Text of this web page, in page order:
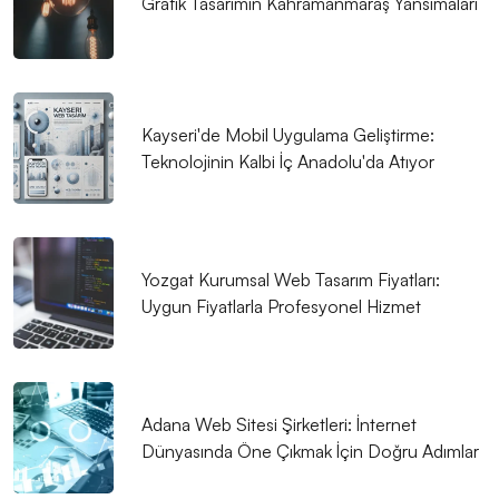
Blogger Web Sitesi Tasarımı: Profesyonel ve Etkili Bir
Mühendis Web Sitesi Tasarımı: Profesyonel Çözümler
Sunuyoruz!
Avukat Web Sitesi Tasarımı: Profesyonel ve Güvenilir
Psikolog Web Sitesi Tasarımı: Profesyonel ve Etkili
Çözümler
İş İlanları ve Kariyer Web Sitesi Tasarımı: Profesyonel
Çözümlerle Geleceğe Adım Atın
Yatırımcılar İçin Web Sitesi Tasarımı: Başarılı Bir Dijital
Varlık Oluşturmanın Temelleri
Kayseri'de Mobil Uygulama Geliştirme:
Teknolojinin Kalbi İç Anadolu'da Atıyor
Yozgat Kurumsal Web Tasarım Fiyatları:
Uygun Fiyatlarla Profesyonel Hizmet
Adana Web Sitesi Şirketleri: İnternet
Dünyasında Öne Çıkmak İçin Doğru Adımlar